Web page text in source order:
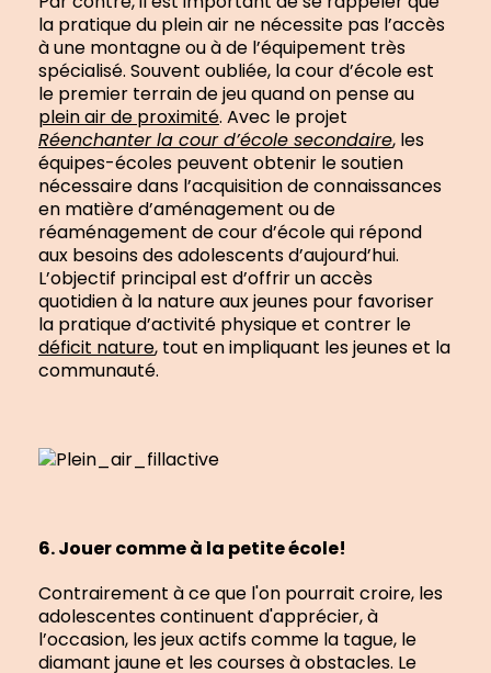
la pratique du plein air ne nécessite pas l’accès
à une montagne ou à de l’équipement très
spécialisé. Souvent oubliée, la cour d’école est
le premier terrain de jeu quand on pense au
plein air de proximité. Avec le projet
Réenchanter la cour d’école secondaire, les
équipes-écoles peuvent obtenir le soutien
nécessaire dans l’acquisition de connaissances
en matière d’aménagement ou de
réaménagement de cour d’école qui répond
aux besoins des adolescents d’aujourd’hui.
L’objectif principal est d’offrir un accès
quotidien à la nature aux jeunes pour favoriser
la pratique d’activité physique et contrer le
déficit nature, tout en impliquant les jeunes et la
communauté.
6. Jouer comme à la petite école!
Contrairement à ce que l'on pourrait croire, les
adolescentes continuent d'apprécier, à
l’occasion, les jeux actifs comme la tague, le
diamant jaune et les courses à obstacles. Le